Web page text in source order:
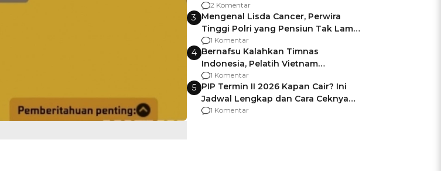
Pemalang
2 Komentar
3 Mengenal Lisda Cancer, Perwira
Tinggi Polri yang Pensiun Tak Lama
Usai Jadi Brigjen
1 Komentar
4 Bernafsu Kalahkan Timnas
Indonesia, Pelatih Vietnam
Berencana Pakai Jimat di Pakansari
1 Komentar
5 PIP Termin II 2026 Kapan Cair? Ini
Jadwal Lengkap dan Cara Ceknya
agar Dana Tidak Hangus!
1 Komentar